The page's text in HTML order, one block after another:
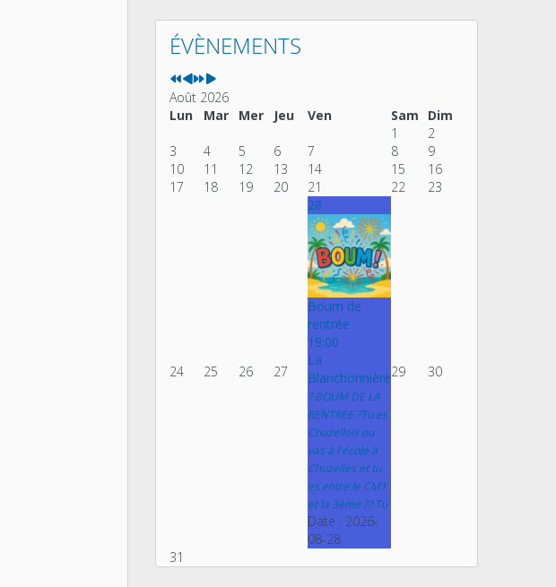
ÉVÈNEMENTS
Année
précédente
Mois
précédent
Année
suivante
Mois
suivant
Août 2026
Lun
Mar Mer Jeu Ven Sam
Dim
1
2
3
4 5 6 7 8
9
10
11 12 13 14 15
16
17
18 19 20 21 22 23
24 25 26 27
28
Boum de
rentrée
19:00
La
Blanchonnière
? BOUM DE LA
RENTREE ?Tu es
Chuzellois ou
vas à l'école à
Chuzelles et tu
es entre le CM1
et la 3ème ?? Tu
Date : 2026-
08-28
29 30
31